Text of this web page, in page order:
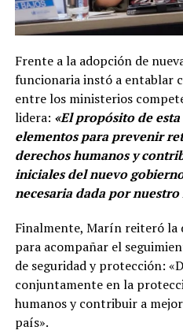
Frente a la adopción de
funcionaria instó a entablar
entre los ministerios
lidera: «El propósito de
elementos para prevenir
derechos humanos y
iniciales del nuevo
necesaria dada por
Finalmente, Marín reiteró la
para acompañar el
de seguridad y protección:
conjuntamente en la
humanos y contribuir a
país».